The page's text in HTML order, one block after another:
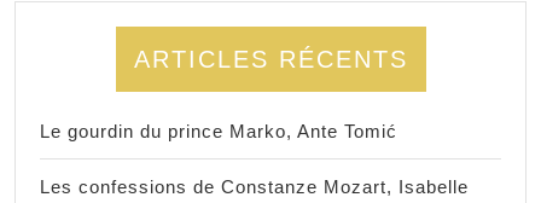
ARTICLES RÉCENTS
Le gourdin du prince Marko, Ante Tomić
Les confessions de Constanze Mozart, Isabelle